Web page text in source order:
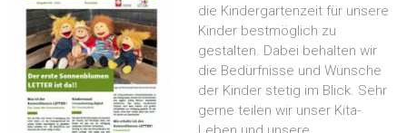
die Kindergartenzeit für unsere
Kinder bestmöglich zu
gestalten. Dabei behalten wir
die Bedürfnisse und Wünsche
der Kinder stetig im Blick. Sehr
gerne teilen wir unser Kita-